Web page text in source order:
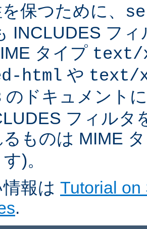
保つために、
INCLUDES フ
タイプ text/
html や text/
のドキュメント
フィルタ
るものは MIME
)。
報は Tutorial on
.